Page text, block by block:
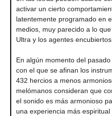
activar un cierto
latentemente programado en
medios, muy parecido a lo
Ultra y los agentes encubiertos.
En algún momento del
con el que se afinan los
432 hercios a menos
melómanos consideran que
el sonido es más armonioso
una experiencia más